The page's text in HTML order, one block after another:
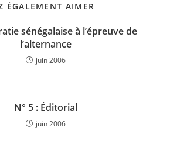
ÉGALEMENT AIMER
sénégalaise à l’épreuve de
l’alternance
juin 2006
N° 5 : Éditorial
juin 2006